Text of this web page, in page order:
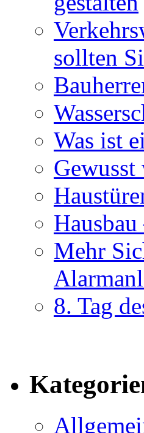
sollten
Was ist
Mehr
8. Tag